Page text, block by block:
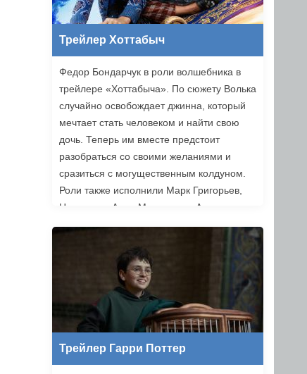
Трейлер Хоттабыч
Федор Бондарчук в роли волшебника в
трейлере «Хоттабыча». По сюжету Волька
случайно освобождает джинна, который
мечтает стать человеком и найти свою
дочь. Теперь им вместе предстоит
разобраться со своими желаниями и
сразиться с могущественным колдуном.
Роли также исполнили Марк Григорьев,
Надежда и Анна Михалковы, Аскар
«Хоттабыч» выйдет в прокат 1 января
Трейлер Гарри Поттер